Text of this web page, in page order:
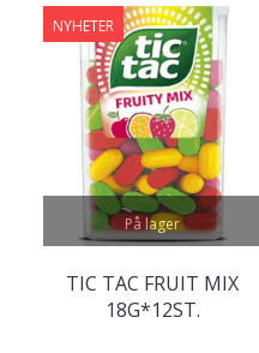
På lager
NYHETER
TIC TAC FRUIT MIX
18G*12ST.